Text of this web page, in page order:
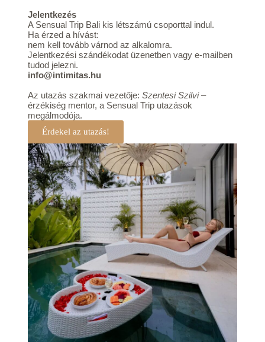
Jelentkezés
A Sensual Trip Bali kis létszámú csoporttal indul.
Ha érzed a hívást:
nem kell tovább várnod az alkalomra.
Jelentkezési szándékodat üzenetben vagy e-mailben
tudod jelezni.
info@intimitas.hu
Az utazás szakmai vezetője: Szentesi Szilvi–
érzékiség mentor, a Sensual Trip utazások
megálmodója.
Érdekel az utazás!